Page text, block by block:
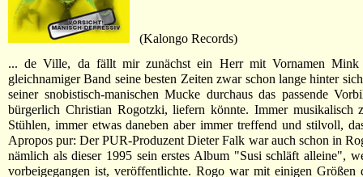
(Kalongo Records)
... de Ville, da fällt mir zunächst ein Herr mit Vornamen
gleichnamiger Band seine besten Zeiten zwar schon lange hinter
seiner snobistisch-manischen Mucke durchaus das passende
bürgerlich Christian Rogotzki, liefern könnte. Immer musikalisch
Stühlen, immer etwas daneben aber immer treffend und stilvoll,
Apropos pur: Der PUR-Produzent Dieter Falk war auch schon in
nämlich als dieser 1995 sein erstes Album "Susi schläft alleine",
vorbeigegangen ist, veröffentlichte. Rogo war mit einigen Größen